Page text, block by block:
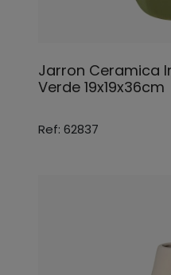
Jarron Ceramica
Verde 19x19x36cm
Ref: 62837